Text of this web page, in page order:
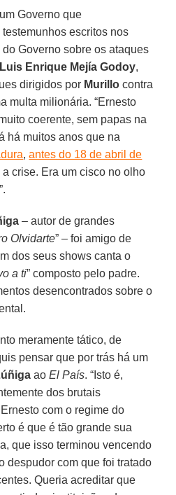
Governo que
testemunhos escritos nos
Governo sobre os ataques
Luis Enrique Mejía Godoy,
dirigidos por Murillo contra
multa milionária. “Ernesto
coerente, sem papas na
há muitos anos que na
,antes do 18 de abril de
crise. Era um cisco no olho
– autor de grandes
Olvidarte” – foi amigo de
dos seus shows canta o
a ti” composto pelo padre.
desencontrados sobre o
meramente tático, de
pensar que por trás há um
aoEl País. “Isto é,
dos brutais
com o regime do
é que é tão grande sua
que isso terminou vencendo
despudor com que foi tratado
Queria acreditar que